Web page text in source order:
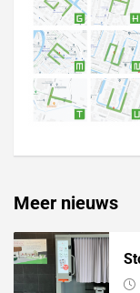
Meer nieuws